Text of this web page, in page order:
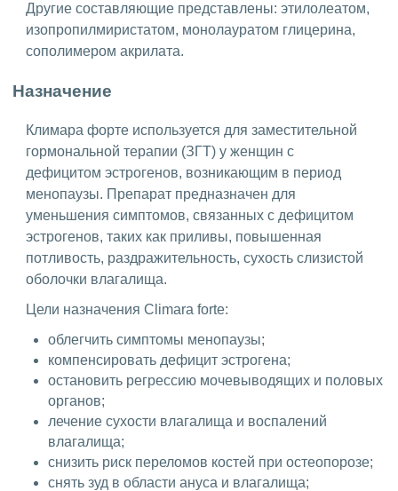
Другие составляющие представлены: этилолеатом,
изопропилмиристатом, монолауратом глицерина,
сополимером акрилата.
Назначение
Климара форте используется для заместительной
гормональной терапии (ЗГТ) у женщин с
дефицитом эстрогенов, возникающим в период
менопаузы. Препарат предназначен для
уменьшения симптомов, связанных с дефицитом
эстрогенов, таких как приливы, повышенная
потливость, раздражительность, сухость слизистой
оболочки влагалища.
Цели назначения Climara forte:
облегчить симптомы менопаузы;
компенсировать дефицит эстрогена;
остановить регрессию мочевыводящих и половых
органов;
лечение сухости влагалища и воспалений
влагалища;
снизить риск переломов костей при остеопорозе;
снять зуд в области ануса и влагалища;